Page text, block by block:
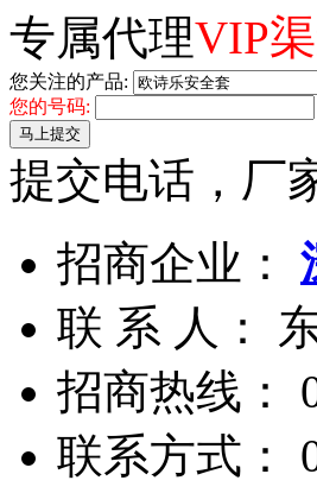
专属代理VIP
您关注的产品:
您的号码:
马上提交
提交电话，厂
招商企业：
联 系 人：
招商热线：
联系方式：